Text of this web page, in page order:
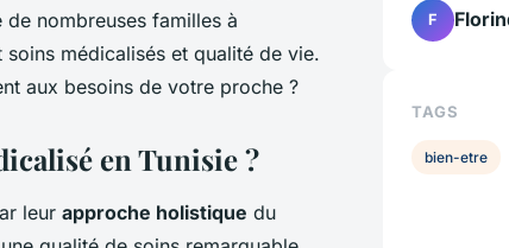
nombreuses familles à
médicalisés et qualité de vie.
aux besoins de votre proche ?
en Tunisie ?
leur approche holistique du
F
TAGS
bien-etre